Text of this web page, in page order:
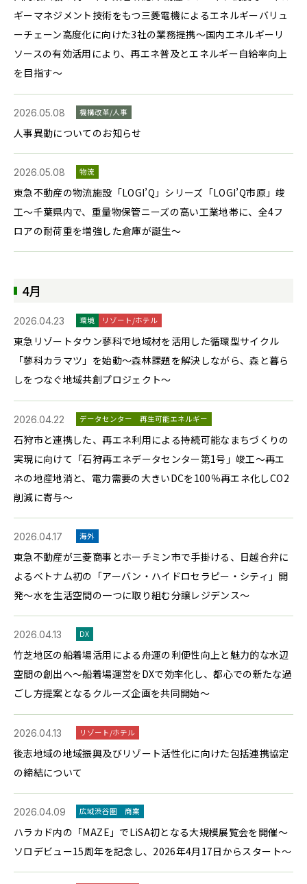
ギーマネジメント技術をもつ三菱電機によるエネルギーバリュ
ーチェーン高度化に向けた3社の業務提携～国内エネルギーリ
ソースの有効活用により、再エネ普及とエネルギー自給率向上
を目指す～
2026.05.08 機構改革/人事
人事異動についてのお知らせ
2026.05.08 物流
東急不動産の物流施設「LOGI’Q」シリーズ「LOGI’Q市原」竣
工～千葉県内で、重量物保管ニーズの高い工業地帯に、全4フ
ロアの耐荷重を増強した倉庫が誕生～
4月
2026.04.23 環境 リゾート/ホテル
東急リゾートタウン蓼科で地域材を活用した循環型サイクル
「蓼科カラマツ」を始動～森林課題を解決しながら、森と暮ら
しをつなぐ地域共創プロジェクト～
2026.04.22 データセンター 再生可能エネルギー
石狩市と連携した、再エネ利用による持続可能なまちづくりの
実現に向けて「石狩再エネデータセンター第1号」竣工～再エ
ネの地産地消と、電力需要の大きいDCを100％再エネ化しCO2
削減に寄与～
2026.04.17 海外
東急不動産が三菱商事とホーチミン市で手掛ける、日越合弁に
よるベトナム初の「アーバン・ハイドロセラピー・シティ」開
発～水を生活空間の一つに取り組む分譲レジデンス～
2026.04.13 DX
竹芝地区の船着場活用による舟運の利便性向上と魅力的な水辺
空間の創出へ～船着場運営をDXで効率化し、都心での新たな過
ごし方提案となるクルーズ企画を共同開始～
2026.04.13 リゾート/ホテル
後志地域の地域振興及びリゾート活性化に向けた包括連携協定
の締結について
2026.04.09 広域渋谷圏 商業
ハラカド内の「MAZE」でLiSA初となる大規模展覧会を開催～
ソロデビュー15周年を記念し、2026年4月17日からスタート～